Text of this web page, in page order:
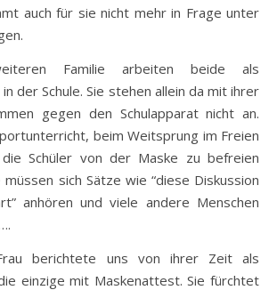
auch für sie nicht mehr in Frage unter
Familie arbeiten beide als
der Schule. Sie stehen allein da mit ihrer
gegen den Schulapparat nicht an.
beim Weitsprung im Freien
Schüler von der Maske zu befreien
sich Sätze wie “diese Diskussion
anhören und viele andere Menschen
berichtete uns von ihrer Zeit als
einzige mit Maskenattest. Sie fürchtet